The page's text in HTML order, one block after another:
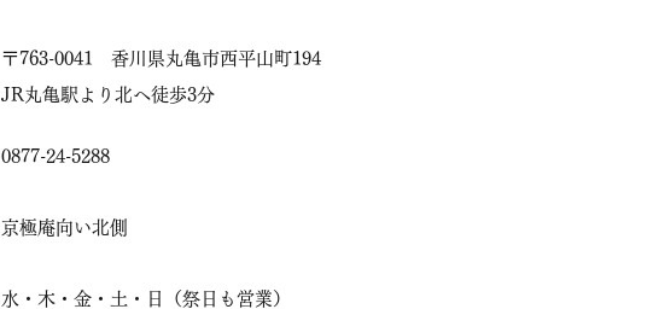
​〒763-0041 香川県丸亀市西平山町194
​JR丸亀駅より北へ徒歩3分
0877-24-5288
京極庵向い北側
​水・木・金・土・日（祭日も営業）